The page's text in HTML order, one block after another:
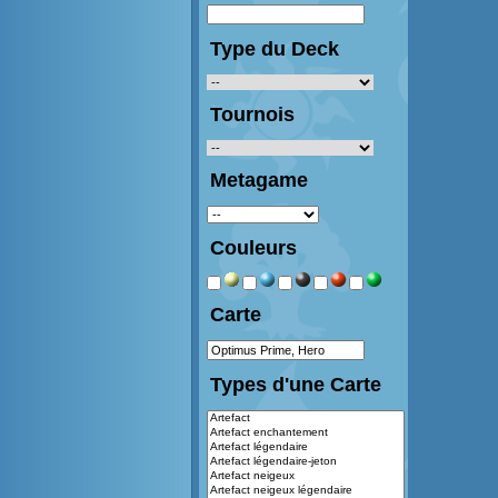
Type du Deck
Tournois
Metagame
Couleurs
Carte
Types d'une Carte